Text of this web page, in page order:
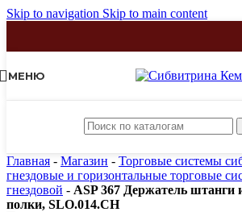
Skip to navigation Skip to main content
МЕНЮ
Главная - Магазин - Торговые системы
гнездовые и горизонтальные торговые
гнездовой - ASP 367 Держатель штанги
полки, SLO.014.CH